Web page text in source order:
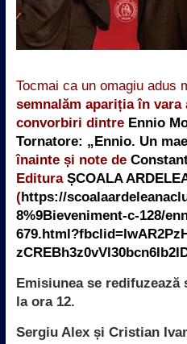
Tocmai ca un omagiu adus
semnalăm apariția în
convorbiri dintre Ennio
Tornatore: „Ennio. Un
înainte și note de
Editura ȘCOALA
(https://
8%9Bieveniment-c-128/
Emisiunea se redifuzează
la ora 12.
Sergiu Alex și Cristian